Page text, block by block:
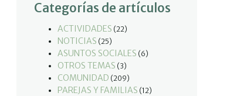
Categorías de artículos
ACTIVIDADES (22)
NOTICIAS (25)
ASUNTOS SOCIALES (6)
OTROS TEMAS (3)
COMUNIDAD (209)
PAREJAS Y FAMILIAS (12)